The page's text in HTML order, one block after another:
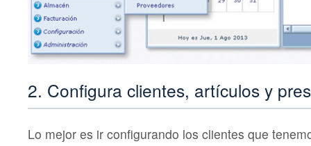
2. Configura clientes, artículos y
Lo mejor es ir configurando los clientes que